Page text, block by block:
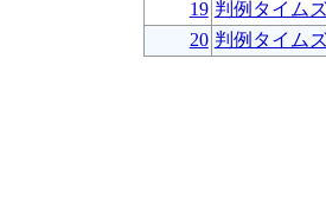
19 判例タイム
20 判例タイム